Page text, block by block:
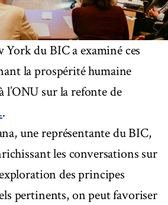
York du BIC a examiné ces
la prospérité humaine
sur la refonte de
.
une représentante du BIC,
les conversations sur
des principes
pertinents, on peut favoriser